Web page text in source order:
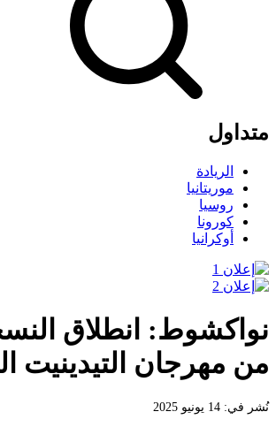
متداول
الريادة
موريتانيا
روسيا
كورونا
أوكرانيا
من مهرجان التيدينيت
نُشر في: 14 يونيو 2025